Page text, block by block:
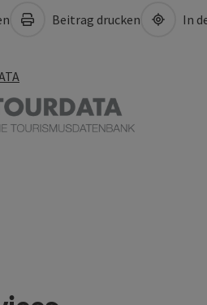
Beitrag drucken In